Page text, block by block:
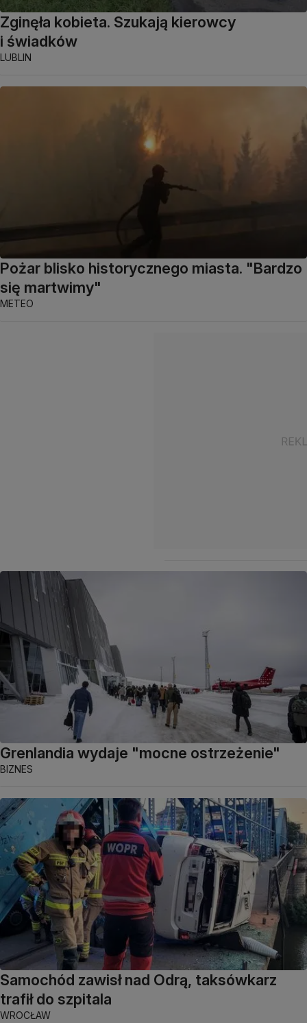
Zginęła kobieta. Szukają kierowcy
i świadków
LUBLIN
Pożar blisko historycznego miasta. "Bardzo
się martwimy"
METEO
Grenlandia wydaje "mocne ostrzeżenie"
BIZNES
Samochód zawisł nad Odrą, taksówkarz
trafił do szpitala
WROCŁAW